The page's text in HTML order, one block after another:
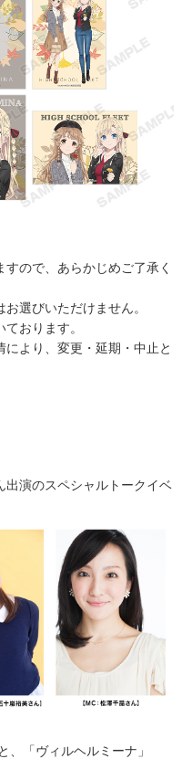
ので、あらかじめご了承く
選びいただけません。
おります。
より、変更・延期・中止と
演のスペシャルトークイベ
、「ヴィルヘルミーナ」